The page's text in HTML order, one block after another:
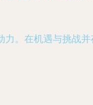
。在机遇与挑战